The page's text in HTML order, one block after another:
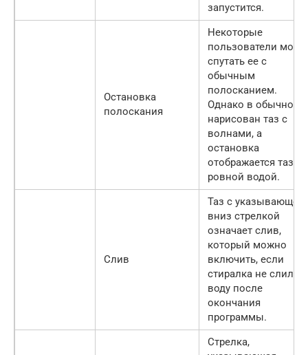
запустится.
Остановка
полоскания
Некоторые
пользователи могут
спутать ее с
обычным
полосканием.
Однако в обычном
нарисован таз с
волнами, а
остановка
отображается
ровной водой.
Слив
Таз с указывающей
вниз стрелкой
означает слив,
который можно
включить, если
стиралка не слила
воду после
окончания
программы.
Стрелка,